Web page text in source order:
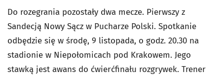
Do rozegrania pozostały dwa mecze. Pierwszy z
Sandecją Nowy Sącz w Pucharze Polski. Spotkanie
odbędzie się w środę, 9 listopada, o godz. 20.30 na
stadionie w Niepołomicach pod Krakowem. Jego
stawką jest awans do ćwierćfinału rozgrywek. Trener